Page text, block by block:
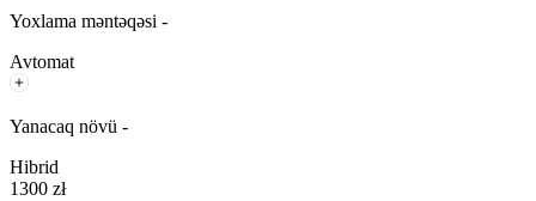
Yoxlama məntəqəsi -
Avtomat
Yanacaq növü -
Hibrid
1300 zł